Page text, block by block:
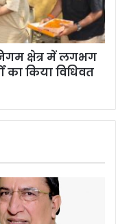
क्षेत्र में लगभग
का किया विधिवत